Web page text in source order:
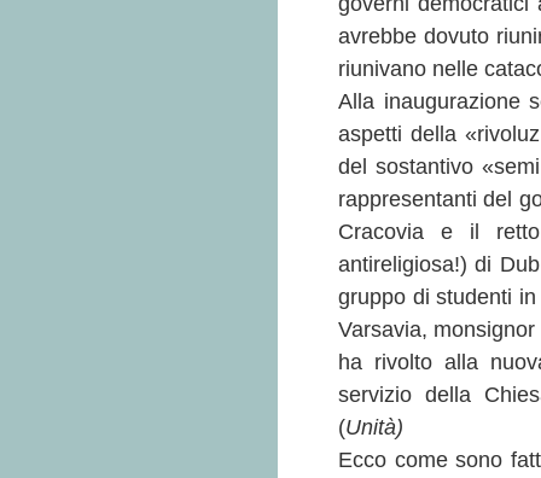
avrebbe dovuto
riunivano nelle
Alla inaugurazione
aspetti della
del sostantivo
rappresentanti del
Cracovia e il
antireligiosa!) di
gruppo di studenti
Varsavia,
ha rivolto alla
servizio della
(Unità)
Ecco come sono